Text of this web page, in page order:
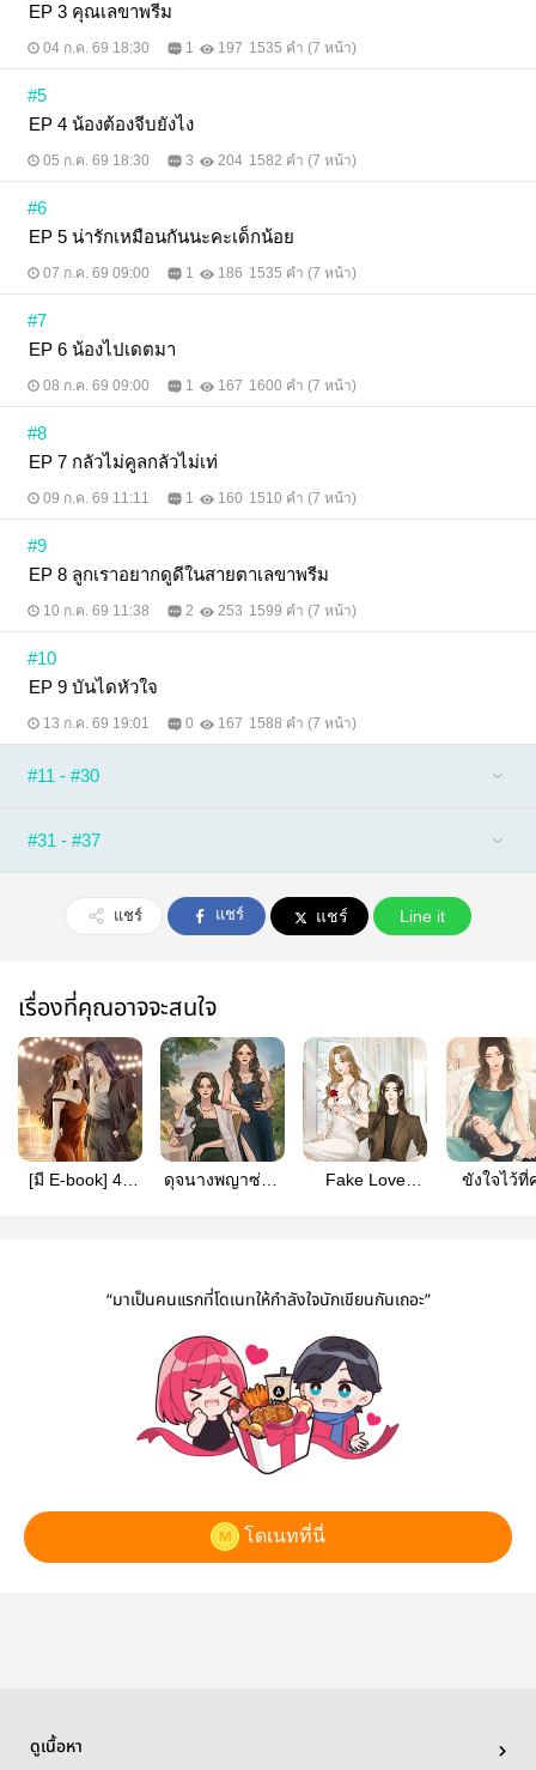
EP 3 คุณเลขาพรีม
04 ก.ค. 69 18:30 1 197 1535 คำ (7 หน้า)
#5
EP 4 น้องต้องจีบยังไง
05 ก.ค. 69 18:30 3 204 1582 คำ (7 หน้า)
#6
EP 5 น่ารักเหมือนกันนะคะเด็กน้อย
07 ก.ค. 69 09:00 1 186 1535 คำ (7 หน้า)
#7
EP 6 น้องไปเดตมา
08 ก.ค. 69 09:00 1 167 1600 คำ (7 หน้า)
#8
EP 7 กลัวไม่คูลกลัวไม่เท่
09 ก.ค. 69 11:11 1 160 1510 คำ (7 หน้า)
#9
EP 8 ลูกเราอยากดูดีในสายตาเลขาพรีม
10 ก.ค. 69 11:38 2 253 1599 คำ (7 หน้า)
#10
EP 9 บันไดหัวใจ
13 ก.ค. 69 19:01 0 167 1588 คำ (7 หน้า)
#11 - #30
#31 - #37
แชร์ แชร์ แชร์ Line it
เรื่องที่คุณอาจจะสนใจ
[มี E-book] 48
ดุจนางพญาซ่อน
Fake Love
ขังใจไว้
“มาเป็นคนแรกที่โดเนทให้กำลังใจนักเขียนกันเถอะ”
โดเนทที่นี่
ดูเนื้อหา